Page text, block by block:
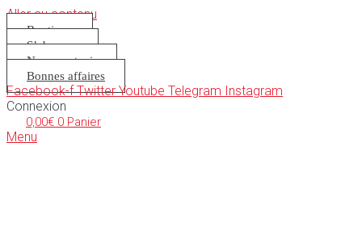
Aller au contenu
Boutique
S’abonner
Nous soutenir
Bonnes affaires
Facebook-f Twitter Youtube Telegram Instagram
Connexion
0,00€ 0 Panier
Menu